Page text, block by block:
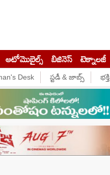
ఆటోమొబైల్స్ బిజినెస్‌ టెక్నాలజీ
Desk స్టడీ & జాబ్స్ భక్తి